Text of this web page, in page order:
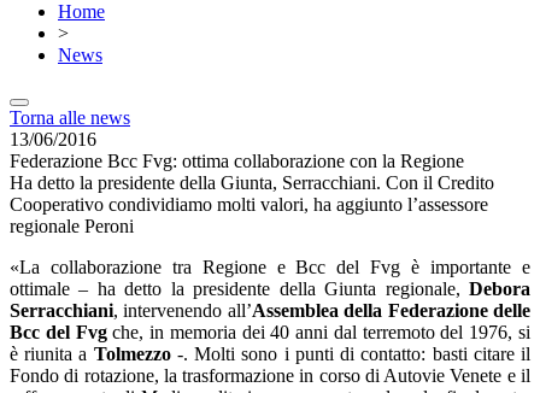
Home
>
News
Torna alle news
13/06/2016
Federazione Bcc Fvg: ottima collaborazione con la Regione
Ha detto la presidente della Giunta, Serracchiani. Con il Credito
Cooperativo condividiamo molti valori, ha aggiunto l’assessore
regionale Peroni
«La collaborazione tra Regione e Bcc del Fvg è importante e
ottimale – ha detto la presidente della Giunta regionale, Debora
Serracchiani, intervenendo all’Assemblea della Federazione delle
Bcc del Fvgche, in memoria dei 40 anni dal terremoto del 1976, si
è riunita a Tolmezzo-. Molti sono i punti di contatto: basti citare il
Fondo di rotazione, la trasformazione in corso di Autovie Venete e il